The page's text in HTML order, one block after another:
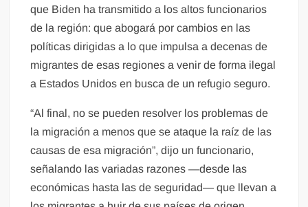
que Biden ha transmitido a los altos funcionarios
de la región: que abogará por cambios en las
políticas dirigidas a lo que impulsa a decenas de
migrantes de esas regiones a venir de forma ilegal
a Estados Unidos en busca de un refugio seguro.
“Al final, no se pueden resolver los problemas de
la migración a menos que se ataque la raíz de las
causas de esa migración”, dijo un funcionario,
señalando las variadas razones —desde las
económicas hasta las de seguridad— que llevan a